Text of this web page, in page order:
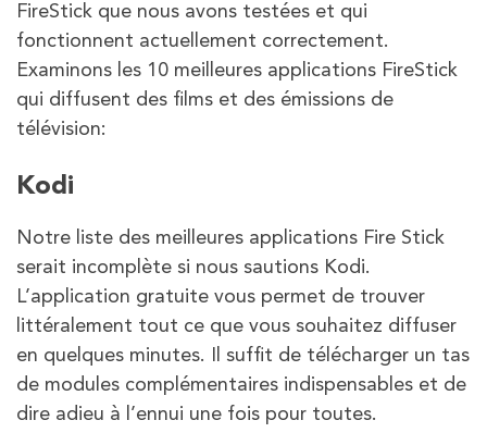
FireStick que nous avons testées et qui
fonctionnent actuellement correctement.
Examinons les 10 meilleures applications FireStick
qui diffusent des films et des émissions de
télévision:
Kodi
Notre liste des meilleures applications Fire Stick
serait incomplète si nous sautions Kodi.
L’application gratuite vous permet de trouver
littéralement tout ce que vous souhaitez diffuser
en quelques minutes. Il suffit de télécharger un tas
de modules complémentaires indispensables et de
dire adieu à l’ennui une fois pour toutes.